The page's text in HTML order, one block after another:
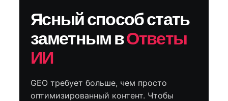
Ясный способ стать
заметным вОтветы
ИИ
GEO требует больше, чем просто
оптимизированный контент. Чтобы